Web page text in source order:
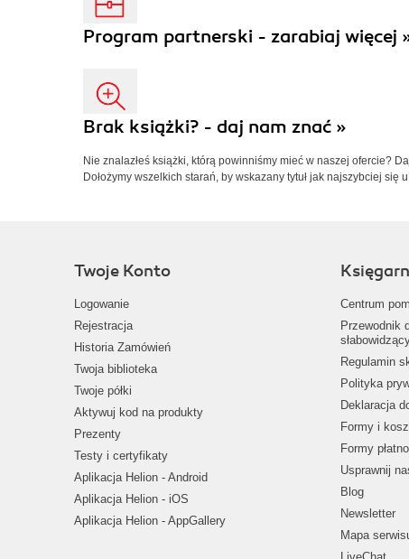
Program partnerski - zarabiaj więcej
Brak książki? - daj nam znać »
Nie znalazłeś książki, którą powinniśmy mieć w naszej ofercie?
Dołożymy wszelkich starań, by wskazany tytuł jak najszybciej się
Twoje Konto
Logowanie
Rejestracja
Historia Zamówień
Twoja biblioteka
Twoje półki
Aktywuj kod na produkty
Prezenty
Testy i certyfikaty
Aplikacja Helion - Android
Aplikacja Helion - iOS
Aplikacja Helion - AppGallery
Centrum
Przewodnik
Regulamin
Polityka
Deklaracja
Formy i
Formy
Usprawnij
Blog
Newsletter
Mapa